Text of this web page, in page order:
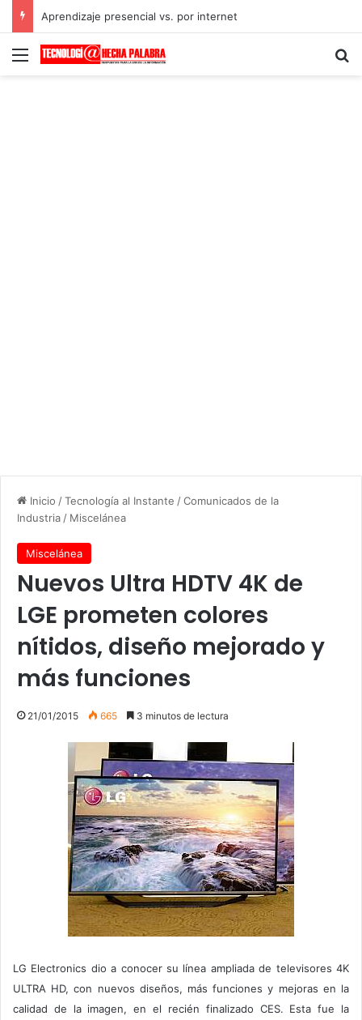
Aprendizaje presencial vs. por internet
Menú
Inicio /Tecnología al Instante /Comunicados de la
Industria / Miscelánea
Miscelánea
Nuevos Ultra HDTV 4K de
LGE prometen colores
nítidos, diseño mejorado y
más funciones
21/01/2015 665 3 minutos de lectura
LG Electronics dio a conocer su línea ampliada de televisores 4K
ULTRA HD, con nuevos diseños, más funciones y mejoras en la
calidad de la imagen, en el recién finalizado CES. Esta fue la